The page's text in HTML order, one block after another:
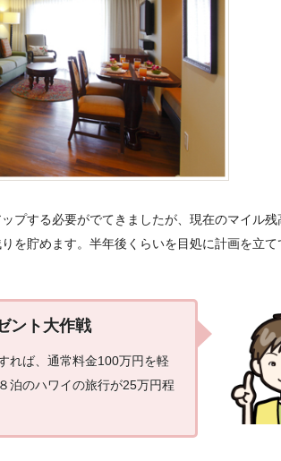
プする必要がでてきましたが、現在のマイル残
を貯めます。半年後くらいを目処に計画を立て
ント大作戦
れば、通常料金100万円を軽
泊のハワイの旅行が25万円程